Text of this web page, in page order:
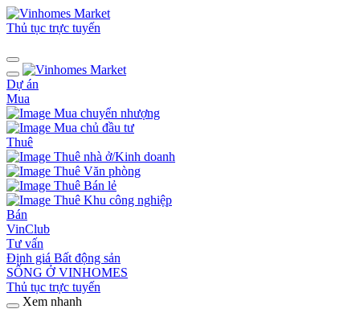
Thủ tục trực tuyến
Dự án
Mua
Mua chuyển nhượng
Mua chủ đầu tư
Thuê
Thuê nhà ở/Kinh doanh
Thuê Văn phòng
Thuê Bán lẻ
Thuê Khu công nghiệp
Bán
VinClub
Tư vấn
Định giá Bất động sản
SỐNG Ở VINHOMES
Thủ tục trực tuyến
Xem nhanh